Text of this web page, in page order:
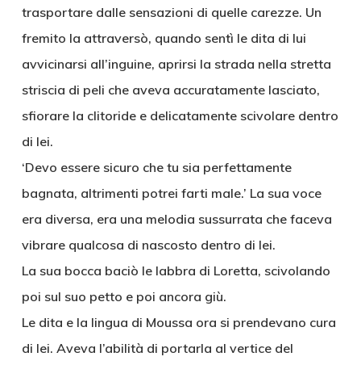
trasportare dalle sensazioni di quelle carezze. Un
fremito la attraversò, quando sentì le dita di lui
avvicinarsi all’inguine, aprirsi la strada nella stretta
striscia di peli che aveva accuratamente lasciato,
sfiorare la clitoride e delicatamente scivolare dentro
di lei.
‘Devo essere sicuro che tu sia perfettamente
bagnata, altrimenti potrei farti male.’ La sua voce
era diversa, era una melodia sussurrata che faceva
vibrare qualcosa di nascosto dentro di lei.
La sua bocca baciò le labbra di Loretta, scivolando
poi sul suo petto e poi ancora giù.
Le dita e la lingua di Moussa ora si prendevano cura
di lei. Aveva l’abilità di portarla al vertice del